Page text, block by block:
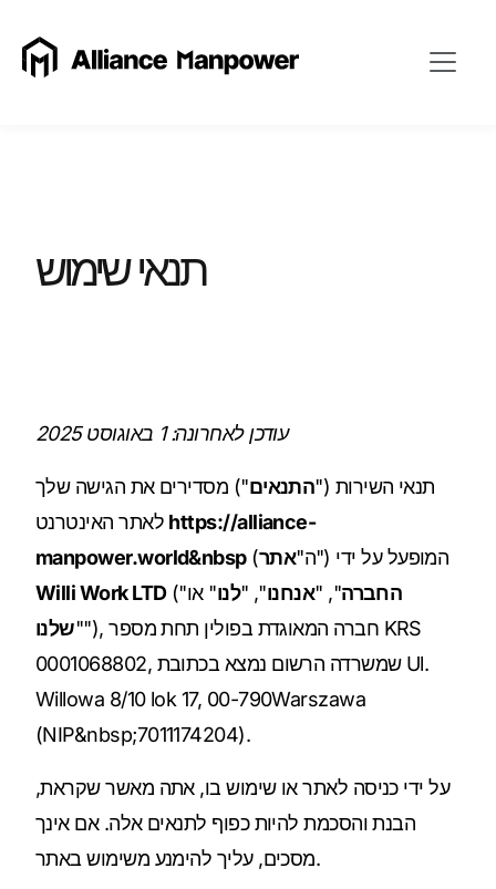
תנאי שימוש
עודכן לאחרונה: 1 באוגוסט 2025
תנאי השירות ("התנאים") מסדירים את הגישה שלך
לאתר האינטרנט https://alliance-
manpower.world&nbsp
(ה"אתר
") המופעל על ידי
Willi Work LTD(" החברה", "אנחנו", "לנו" או
"שלנו "), חברה המאוגדת בפולין תחת מספר KRS
0001068802, שמשרדה הרשום נמצא בכתובת Ul.
Willowa 8/10 lok 17, 00-790Warszawa
(NIP&nbsp;7011174204).
על ידי כניסה לאתר או שימוש בו, אתה מאשר שקראת,
הבנת והסכמת להיות כפוף לתנאים אלה. אם אינך
מסכים, עליך להימנע משימוש באתר.